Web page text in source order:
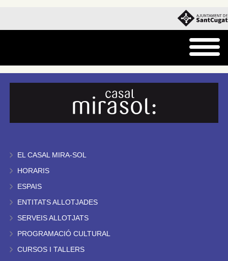
EL CASAL MIRA-SOL
HORARIS
ESPAIS
ENTITATS ALLOTJADES
SERVEIS ALLOTJATS
PROGRAMACIÓ CULTURAL
CURSOS I TALLERS